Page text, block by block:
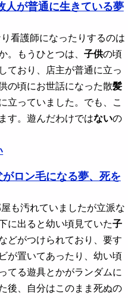
人が普通に生きている夢
看護師になったりするのは
。もうひとつは、子供の頃
ており、店主が普通に立っ
の頃にお世話になった散髪
立っていました。でも、こ
す。遊んだわけではないの
ロン毛になる夢、死を
も汚れていましたが立派な
に出ると幼い頃見ていた子
どがつけられており、要す
が置いてあったり、幼い頃
てる遊具とかがランダムに
後、自分はこのまま死ぬの